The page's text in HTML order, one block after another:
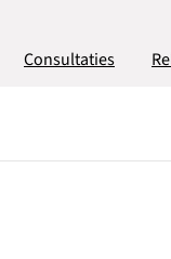
Consultaties